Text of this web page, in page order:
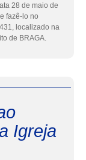
28 de maio de
fazê-lo no
localizado na
de BRAGA.
Igreja